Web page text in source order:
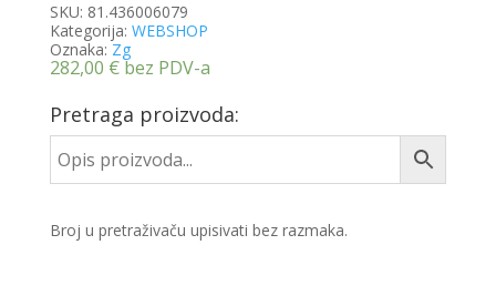
SKU: 81.436006079
Kategorija: WEBSHOP
Oznaka: Zg
282,00 €bez PDV-a
Pretraga proizvoda:
Broj u pretraživaču upisivati bez razmaka.